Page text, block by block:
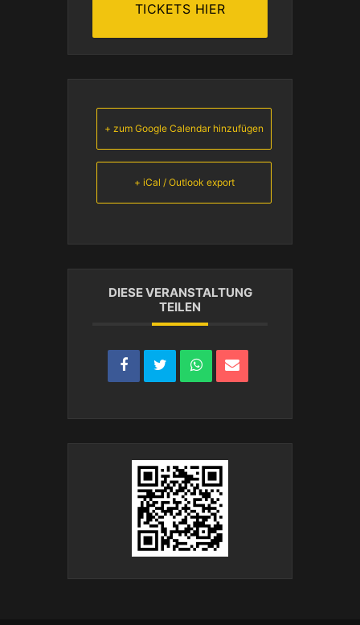
TICKETS HIER
+ zum Google Calendar hinzufügen
+ iCal / Outlook export
DIESE VERANSTALTUNG
TEILEN